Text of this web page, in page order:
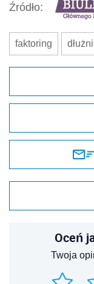
Źródło:
faktoring
Oceń
Twoja